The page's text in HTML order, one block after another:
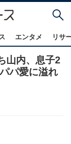
エンタメ リサ
山内、息子2
パ愛に溢れ